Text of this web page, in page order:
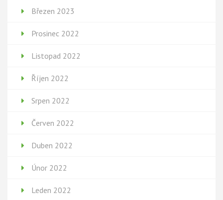
Březen 2023
Prosinec 2022
Listopad 2022
Říjen 2022
Srpen 2022
Červen 2022
Duben 2022
Únor 2022
Leden 2022